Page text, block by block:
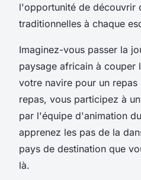
l'opportunité de découvrir
traditionnelles à chaque
Imaginez-vous passer la
paysage africain à couper
votre navire pour un repas
repas, vous participez à un
par l'équipe d'animation
apprenez les pas de la
pays de destination que
là.